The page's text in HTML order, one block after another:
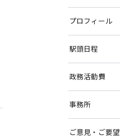
プロフィール
駅頭日程
政務活動費
事務所
ご意見・ご要望